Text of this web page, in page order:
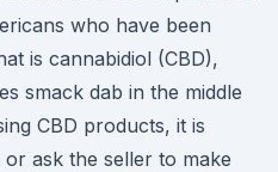
who have been
is cannabidiol (CBD),
smack dab in the middle
CBD products, it is
ask the seller to make